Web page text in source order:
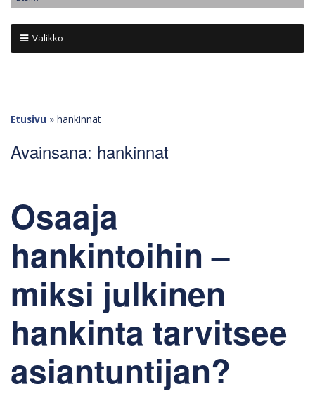
Valikko
Etusivu » hankinnat
Avainsana: hankinnat
Osaaja
hankintoihin –
miksi julkinen
hankinta tarvitsee
asiantuntijan?